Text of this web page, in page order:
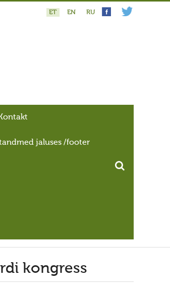
ET EN RU
Kontakt
jaluses /footer
kongress